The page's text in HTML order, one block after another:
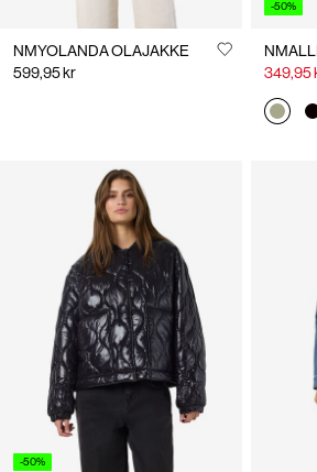
NMYOLANDA OLAJAKKE
599,95 kr
-50%
349,95
-50%